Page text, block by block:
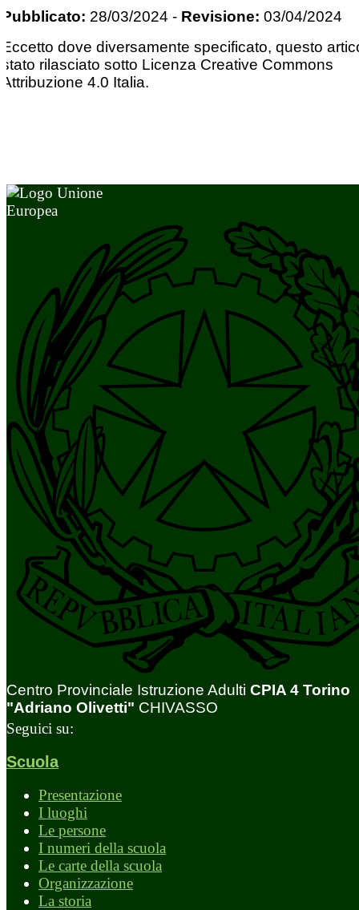
Pubblicato: 28/03/2024 - Revisione: 03/04/2024
Eccetto dove diversamente specificato, questo
stato rilasciato sotto Licenza Creative Commons
Attribuzione 4.0 Italia.
Centro Provinciale Istruzione Adulti CPIA 4 Torino
"Adriano Olivetti" CHIVASSO
Seguici su:
Scuola
Presentazione
I luoghi
Le persone
I numeri della scuola
Le carte della scuola
Organizzazione
La storia